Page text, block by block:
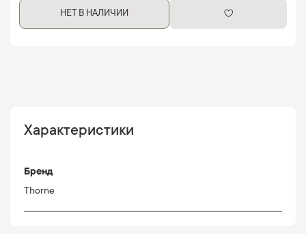
НЕТ В НАЛИЧИИ
Характеристики
Бренд
Thorne